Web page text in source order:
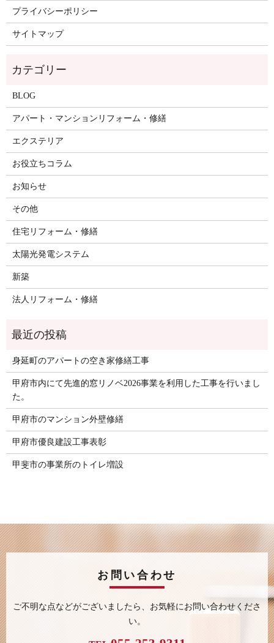
プライバシーポリシー
サイトマップ
BLOG
アパート・マンションリフォーム・修繕
エクステリア
お役立ちコラム
お知らせ
その他
住宅リフォーム・修繕
太陽光発電システム
新築
法人リフォーム・修繕
身延町のアパートの空き家修繕工事
甲府市内にて先進的窓リノベ2026事業を利用した工事を行いまし
た。
甲府市のマンション外壁修繕
甲府市優良建設工事表彰
甲斐市の事業所のトイレ増設
お問い合わせ
ご不明な点などがございましたら、 お気軽にお問い合わせくださ
い。